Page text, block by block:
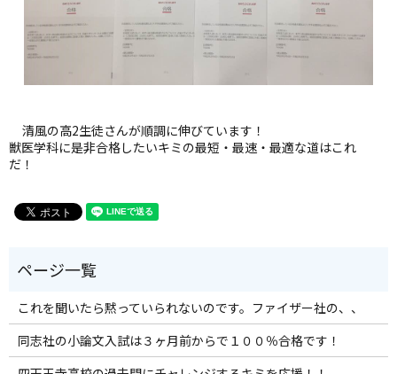
清風の高2生徒さんが順調に伸びています！
獣医学科に是非合格したいキミの最短・最速・最適な道はこれ
だ！
これを聞いたら黙っていられないのです。ファイザー社の、、
同志社の小論文入試は３ヶ月前からで１００％合格です！